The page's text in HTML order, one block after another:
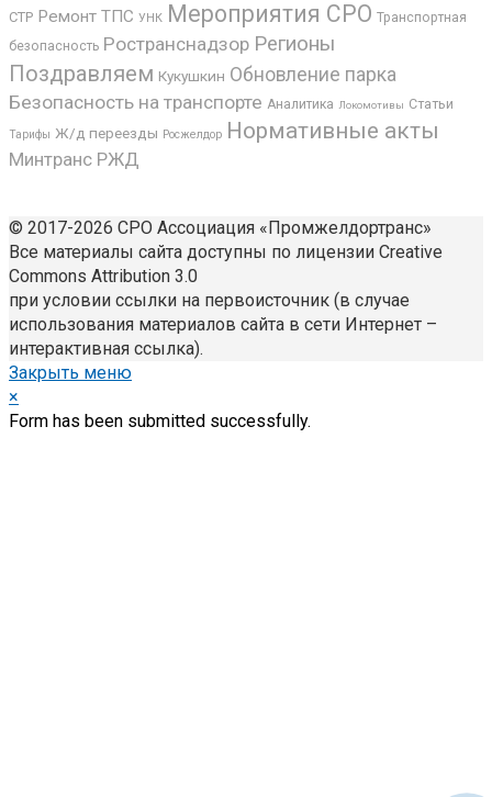
СТР Ремонт ТПС УНК Мероприятия СРО Транспортная
безопасность Ространснадзор Регионы
Поздравляем Кукушкин Обновление парка
Безопасность на транспорте Аналитика Локомотивы Статьи
Тарифы Ж/д переезды Росжелдор Нормативные акты
Минтранс РЖД
© 2017-2026 СРО Ассоциация «Промжелдортранс»
Все материалы сайта доступны по лицензии Creative
Commons Attribution 3.0
при условии ссылки на первоисточник (в случае
использования материалов сайта в сети Интернет –
интерактивная ссылка).
Закрыть меню
×
Form has been submitted successfully.